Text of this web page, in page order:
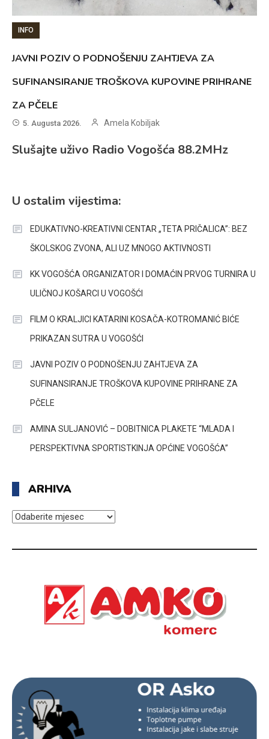
INFO
JAVNI POZIV O PODNOŠENJU ZAHTJEVA ZA
SUFINANSIRANJE TROŠKOVA KUPOVINE PRIHRANE
ZA PČELE
5. Augusta 2026. Amela Kobiljak
Slušajte uživo Radio Vogošća 88.2MHz
U ostalim vijestima:
EDUKATIVNO-KREATIVNI CENTAR „TETA PRIČALICA”: BEZ
ŠKOLSKOG ZVONA, ALI UZ MNOGO AKTIVNOSTI
KK VOGOŠĆA ORGANIZATOR I DOMAĆIN PRVOG TURNIRA U
ULIČNOJ KOŠARCI U VOGOŠĆI
FILM O KRALJICI KATARINI KOSAČA-KOTROMANIĆ BIĆE
PRIKAZAN SUTRA U VOGOŠĆI
JAVNI POZIV O PODNOŠENJU ZAHTJEVA ZA
SUFINANSIRANJE TROŠKOVA KUPOVINE PRIHRANE ZA
PČELE
AMINA SULJANOVIĆ – DOBITNICA PLAKETE “MLADA I
PERSPEKTIVNA SPORTISTKINJA OPĆINE VOGOŠĆA”
ARHIVA
ARHIVA